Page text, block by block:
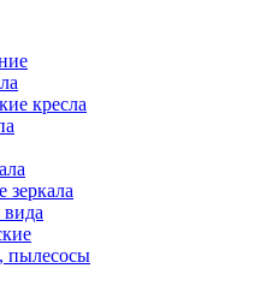
кресла
зеркала
вида
пылесосы